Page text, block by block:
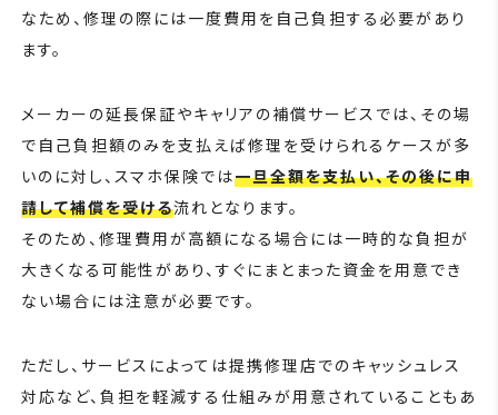
なため、修理の際には一度費用を自己負担する必要があり
ます。
メーカーの延長保証やキャリアの補償サービスでは、その場
で自己負担額のみを支払えば修理を受けられるケースが多
いのに対し、スマホ保険では一旦全額を支払い、その後に申
請して補償を受ける流れとなります。
そのため、修理費用が高額になる場合には一時的な負担が
大きくなる可能性があり、すぐにまとまった資金を用意でき
ない場合には注意が必要です。
ただし、サービスによっては提携修理店でのキャッシュレス
対応など、負担を軽減する仕組みが用意されていることもあ